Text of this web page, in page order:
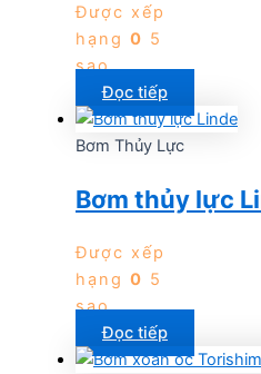
Được xếp
hạng 0 5
sao
Đọc tiếp
Bơm Thủy Lực
Bơm thủy lực
Được xếp
hạng 0 5
sao
Đọc tiếp